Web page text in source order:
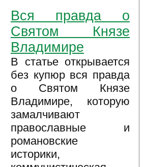
Вся правда о
Святом Князе
Владимире
В статье открывается
без купюр вся правда
о Святом Князе
Владимире, которую
замалчивают
православные и
романовские
историки,